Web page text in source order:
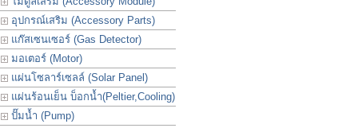
อุปกรณ์เสริม (Accessory Parts)
แก๊สเซนเซอร์ (Gas Detector)
มอเตอร์ (Motor)
แผ่นโซลาร์เซลล์ (Solar Panel)
แผ่นร้อนเย็น บ็อกน้ำ(Peltier,Cooling)
ปั๊มน้ำ (Pump)